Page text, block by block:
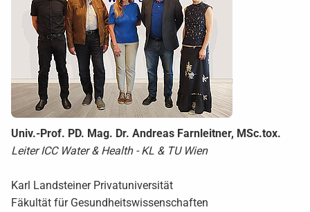
Univ.-Prof. PD. Mag. Dr. Andreas Farnleitner, MSc.tox.
Leiter ICC Water & Health - KL & TU Wien
Karl Landsteiner Privatuniversität
Fäkultät für Gesundheitswissenschaften